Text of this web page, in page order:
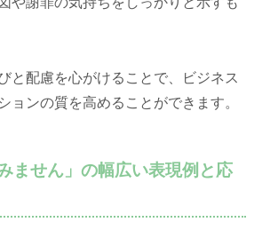
と配慮を心がけることで、ビジネス
ョンの質を高めることができます。
ません」の幅広い表現例と応